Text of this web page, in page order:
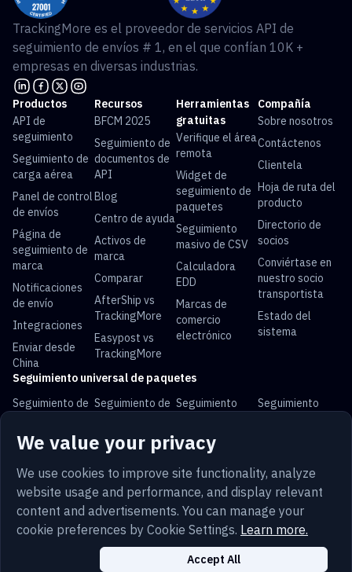
We value your privacy
We use cookies to improve site functionality, analyze
website usage and performance, and display relevant
content and advertisements. You can manage your
cookie preferences by Cookie Settings. Learn more.
Accept All
TrackingMore es el proveedor de servicios API de
seguimiento de envíos # 1, en el que confían 10K +
empresas en diversas industrias.
Productos
API de
seguimiento
Seguimiento de
carga aérea
Panel de control
de envíos
Página de
seguimiento de
marca
Notificaciones
de envío
Integraciones
Enviar desde
China
Recursos
BFCM 2025
Seguimiento de
documentos de
API
Blog
Centro de ayuda
Activos de
marca
Comparar
AfterShip vs
TrackingMore
Easypost vs
TrackingMore
Herramientas
gratuitas
Verifique el área
remota
Widget de
seguimiento de
paquetes
Seguimiento
masivo de CSV
Calculadora
EDD
Marcas de
comercio
electrónico
Compañía
Sobre nosotros
Contáctenos
Clientela
Hoja de ruta del
producto
Directorio de
socios
Conviértase en
nuestro socio
transportista
Estado del
sistema
Seguimiento universal de paquetes
Seguimiento de Seguimiento de Seguimiento
Seguimiento
Seguimiento de Seguimiento de Seguimiento de
Letra chica Privacidad
Mapa del sitio
Seguridad
Cookies